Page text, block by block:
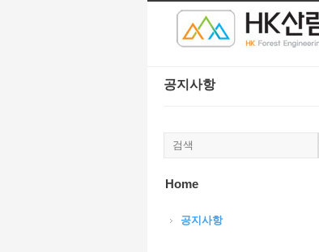
공지사항
Home
공지사항
Sketchbook5, 스케치북5
Sketchbook5, 스케치북5
Sketchbook5, 스케치북5
Sketchbook5, 스케치북5